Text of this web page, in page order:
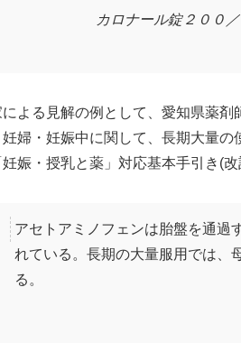
カロナール錠２００
よる見解の例として、愛知県薬
妊婦・妊娠中に関して、長期大量
娠・授乳と薬」対応基本手引き(改
アセトアミノフェンは胎盤を通過
れている。長期の大量服用では、
る。